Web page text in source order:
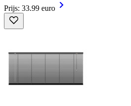
Prijs: 33.99 euro